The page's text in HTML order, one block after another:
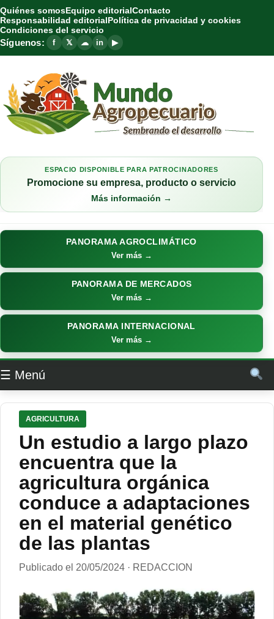
Quiénes somosEquipo editorialContacto
Responsabilidad editorialPolítica de privacidad y cookies
Condiciones del servicio
Síguenos: f 𝕏 ☁ in ▶
ESPACIO DISPONIBLE PARA PATROCINADORES
Promocione su empresa, producto o servicio
Más información →
PANORAMA AGROCLIMÁTICO
Ver más →
PANORAMA DE MERCADOS
Ver más →
PANORAMA INTERNACIONAL
Ver más →
☰ Menú
AGRICULTURA
Un estudio a largo plazo
encuentra que la
agricultura orgánica
conduce a adaptaciones
en el material genético
de las plantas
Publicado el 20/05/2024 · REDACCION